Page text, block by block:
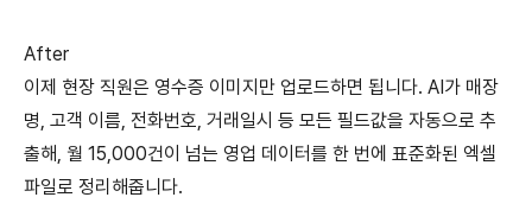
After
이제 현장 직원은 영수증 이미지만 업로드하면 됩니다. AI가 매장
명, 고객 이름, 전화번호, 거래일시 등 모든 필드값을 자동으로 추
출해, 월 15,000건이 넘는 영업 데이터를 한 번에 표준화된 엑셀
파일로 정리해줍니다.